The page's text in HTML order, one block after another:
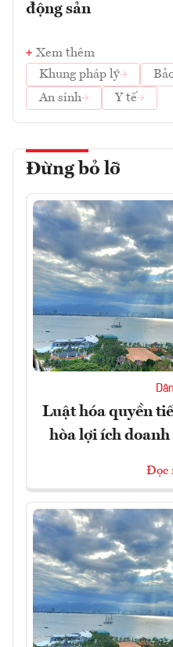
động sản
Xem thêm
Khung pháp lý
An sinh
Y tế
Đừng bỏ lỡ
Luật hóa quyền
hòa lợi ích
Đọc